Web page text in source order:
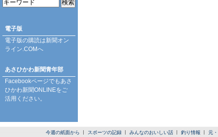
電子版
電子版の購読は新聞オン
ライン.COMへ
あさひかわ新聞青年部
Facebookページでもあさ
ひかわ新聞ONLINEをご
活用ください。
今週の紙面から スポーツの記録 みんなのおいしい話 釣り情報 元